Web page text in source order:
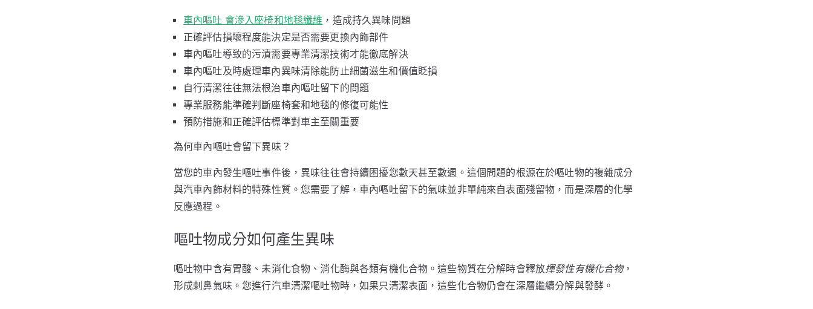
車內嘔吐 會滲入座椅和地毯纖維 ，造成持久異味問題
正確評估損壞程度能決定是否需要更換內飾部件
車內嘔吐導致的污漬需要專業清潔技術才能徹底解決
車內嘔吐及時處理車內異味清除能防止細菌滋生和價值貶損
自行清潔往往無法根治車內嘔吐留下的問題
專業服務能準確判斷座椅套和地毯的修復可能性
預防措施和正確評估標準對車主至關重要
為何車內嘔吐會留下異味？
當您的車內發生嘔吐事件後，異味往往會持續困擾您數天甚至數週。這個問題的根源在於嘔吐物的複雜成分
與汽車內飾材料的特殊性質。您需要了解，車內嘔吐留下的氣味並非單純來自表面殘留物，而是深層的化學
反應過程。
嘔吐物成分如何產生異味
嘔吐物中含有胃酸、未消化食物、消化酶與各類有機化合物。這些物質在分解時會釋放揮發性有機化合物，
形成刺鼻氣味。您進行汽車清潔嘔吐物時，如果只清潔表面，這些化合物仍會在深層繼續分解與發酵。